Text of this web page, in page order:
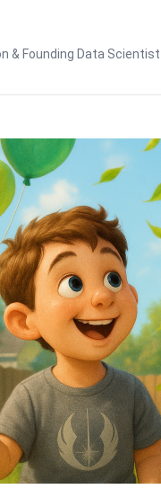
& Founding Data Scientist